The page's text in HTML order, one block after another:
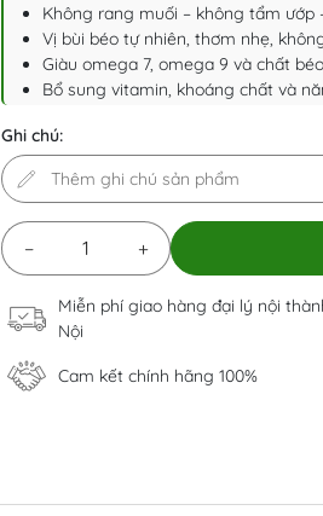
Không rang muối – không tẩm ướp
Vị bùi béo tự nhiên, thơm nhẹ,
Giàu omega 7, omega 9 và chất
Bổ sung vitamin, khoáng chất và
Ghi chú:
− +
Miễn phí giao hàng đại lý nội
Nội
Cam kết chính hãng 100%